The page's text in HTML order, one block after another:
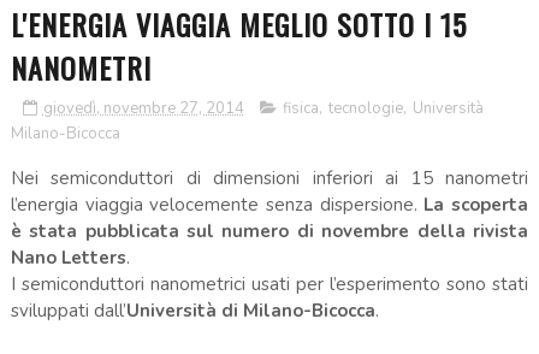
L'ENERGIA VIAGGIA MEGLIO SOTTO I 15
NANOMETRI
giovedì, novembre 27, 2014 fisica, tecnologie, Università
Milano-Bicocca
Nei semiconduttori di dimensioni inferiori ai 15 nanometri
l’energia viaggia velocemente senza dispersione. La scoperta
è stata pubblicata sul numero di novembre della rivista
Nano Letters.
I semiconduttori nanometrici usati per l’esperimento sono stati
sviluppati dall’Università di Milano-Bicocca.